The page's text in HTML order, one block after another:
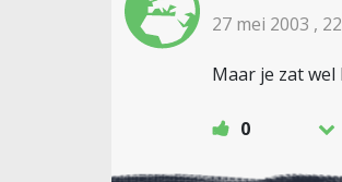
27 mei 2003 ,
Maar je zat
0